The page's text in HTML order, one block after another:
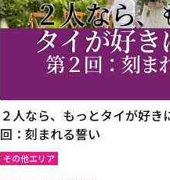
２人なら、もっとタイが好き
回：刻まれる誓い
その他エリア